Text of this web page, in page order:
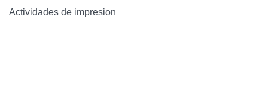
Actividades de impresion